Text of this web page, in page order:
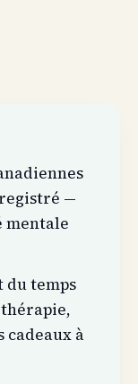
—
mentale
du temps
cadeaux à